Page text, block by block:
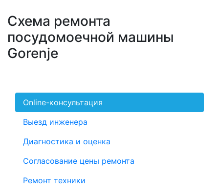
Схема ремонта
посудомоечной машины
Gorenje
Online-консультация
Выезд инженера
Диагностика и оценка
Согласование цены ремонта
Ремонт техники